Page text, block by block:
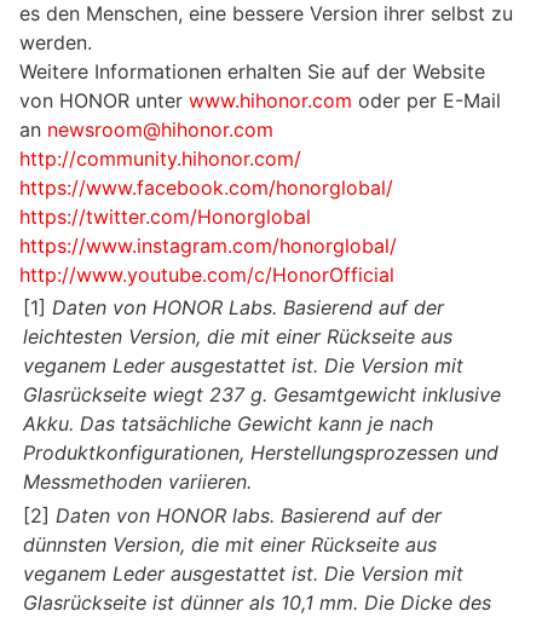
es den Menschen, eine bessere Version ihrer selbst zu
werden.
Weitere Informationen erhalten Sie auf der Website
von HONOR unter www.hihonor.com oder per E-Mail
an newsroom@hihonor.com
http://community.hihonor.com/
https://www.facebook.com/honorglobal/
https://twitter.com/Honorglobal
https://www.instagram.com/honorglobal/
http://www.youtube.com/c/HonorOfficial
[1] Daten von HONOR Labs. Basierend auf der
leichtesten Version, die mit einer Rückseite aus
veganem Leder ausgestattet ist. Die Version mit
Glasrückseite wiegt 237 g. Gesamtgewicht inklusive
Akku. Das tatsächliche Gewicht kann je nach
Produktkonfigurationen, Herstellungsprozessen und
Messmethoden variieren.
[2] Daten von HONOR labs. Basierend auf der
dünnsten Version, die mit einer Rückseite aus
veganem Leder ausgestattet ist. Die Version mit
Glasrückseite ist dünner als 10,1 mm. Die Dicke des